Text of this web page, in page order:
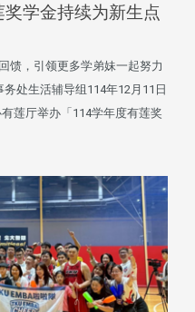
学金持续为新生点
馈，引领更多学弟妹一起努力
处生活辅导组114年12月11日
莲厅举办「114学年度有莲奖